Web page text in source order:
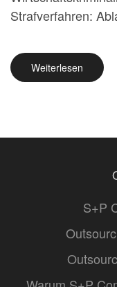
Strafverfahren:
Weiterlesen
S+P